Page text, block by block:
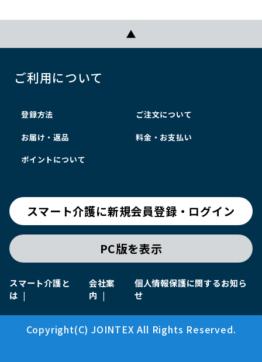
ご利用について
登録方法 ご注文について
お届け・返品 料金・お支払い
ポイントについて
スマート介護に新規会員登録・ログイン
PC版を表示
スマート介護と
は
会社案
内
個人情報保護に関するお知ら
せ
Copyright(C) JOINTEX All Rights Reserved.